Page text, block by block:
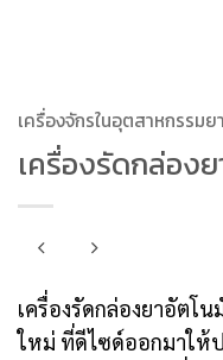
เครื่องจักรในอุตสาหกรรมยา
เครื่องรัดกล่อง
เครื่องรัดกล่องยาอัตโน
ใหม่ ที่ดีไซด์ออกมาให้